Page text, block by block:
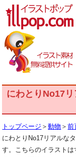
にわとりNo17
トップページ ＞動物 ＞前
にわとりNo17リアルな
す。こちらのイラスト